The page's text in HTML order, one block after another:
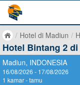
/ Hotel di Madiun /
Hotel Bintang 2
Madiun, INDONESIA
16/08/2026 - 17/08/2026
1 kamar - tamu